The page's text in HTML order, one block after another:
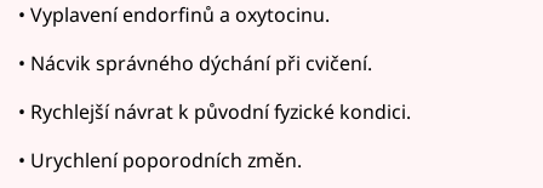
• Vyplavení endorfinů a oxytocinu.
• Nácvik správného dýchání při cvičení.
• Rychlejší návrat k původní fyzické kondici.
• Urychlení poporodních změn.